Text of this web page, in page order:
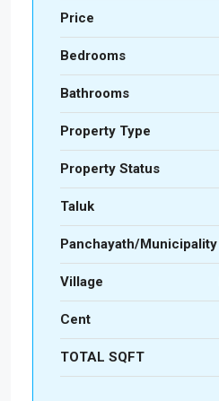
Price
Bedrooms
Bathrooms
Property Type
Property Status
Taluk
Panchayath/Municipality
Village
Cent
TOTAL SQFT